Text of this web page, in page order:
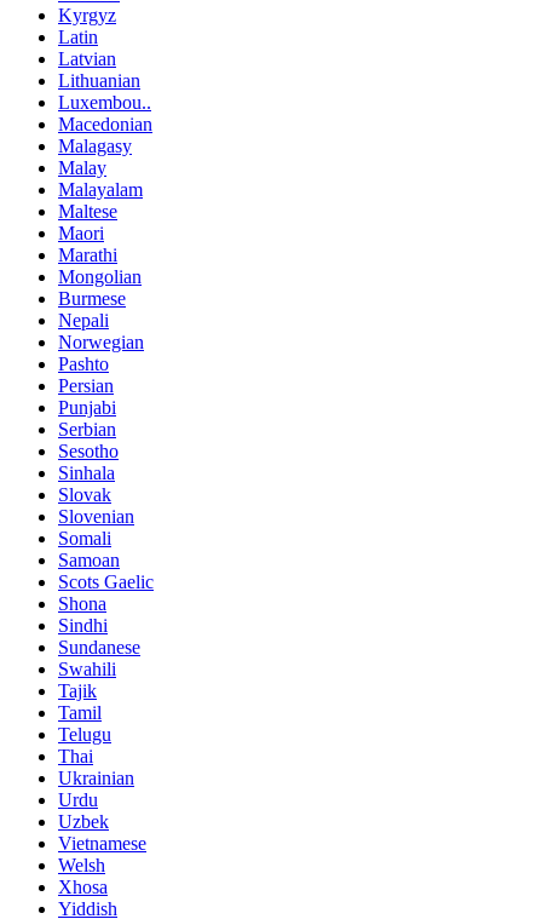
Kyrgyz
Latin
Latvian
Lithuanian
Luxembou..
Macedonian
Malagasy
Malay
Malayalam
Maltese
Maori
Marathi
Mongolian
Burmese
Nepali
Norwegian
Pashto
Persian
Punjabi
Serbian
Sesotho
Sinhala
Slovak
Slovenian
Somali
Samoan
Scots Gaelic
Shona
Sindhi
Sundanese
Swahili
Tajik
Tamil
Telugu
Thai
Ukrainian
Urdu
Uzbek
Vietnamese
Welsh
Xhosa
Yiddish